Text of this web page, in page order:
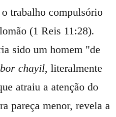
trabalho compulsório
(1 Reis 11:28).
sido um homem "de
chayil, literalmente
atraiu a atenção do
pareça menor, revela a